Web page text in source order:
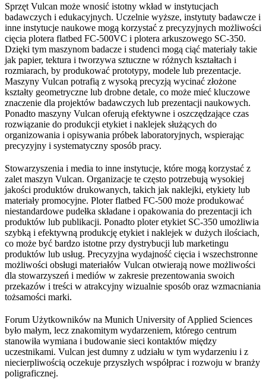
Sprzęt Vulcan może wnosić istotny wkład w instytucjach
badawczych i edukacyjnych. Uczelnie wyższe, instytuty badawcze i
inne instytucje naukowe mogą korzystać z precyzyjnych możliwości
cięcia plotera flatbed FC-500VC i plotera arkuszowego SC-350.
Dzięki tym maszynom badacze i studenci mogą ciąć materiały takie
jak papier, tektura i tworzywa sztuczne w różnych kształtach i
rozmiarach, by produkować prototypy, modele lub prezentacje.
Maszyny Vulcan potrafią z wysoką precyzją wycinać złożone
kształty geometryczne lub drobne detale, co może mieć kluczowe
znaczenie dla projektów badawczych lub prezentacji naukowych.
Ponadto maszyny Vulcan oferują efektywne i oszczędzające czas
rozwiązanie do produkcji etykiet i naklejek służących do
organizowania i opisywania próbek laboratoryjnych, wspierając
precyzyjny i systematyczny sposób pracy.
Stowarzyszenia i media to inne instytucje, które mogą korzystać z
zalet maszyn Vulcan. Organizacje te często potrzebują wysokiej
jakości produktów drukowanych, takich jak naklejki, etykiety lub
materiały promocyjne. Ploter flatbed FC-500 może produkować
niestandardowe pudełka składane i opakowania do prezentacji ich
produktów lub publikacji. Ponadto ploter etykiet SC-350 umożliwia
szybką i efektywną produkcję etykiet i naklejek w dużych ilościach,
co może być bardzo istotne przy dystrybucji lub marketingu
produktów lub usług. Precyzyjna wydajność cięcia i wszechstronne
możliwości obsługi materiałów Vulcan otwierają nowe możliwości
dla stowarzyszeń i mediów w zakresie prezentowania swoich
przekazów i treści w atrakcyjny wizualnie sposób oraz wzmacniania
tożsamości marki.
Forum Użytkowników na Munich University of Applied Sciences
było małym, lecz znakomitym wydarzeniem, którego centrum
stanowiła wymiana i budowanie sieci kontaktów między
uczestnikami. Vulcan jest dumny z udziału w tym wydarzeniu i z
niecierpliwością oczekuje przyszłych współprac i rozwoju w branży
poligraficznej.